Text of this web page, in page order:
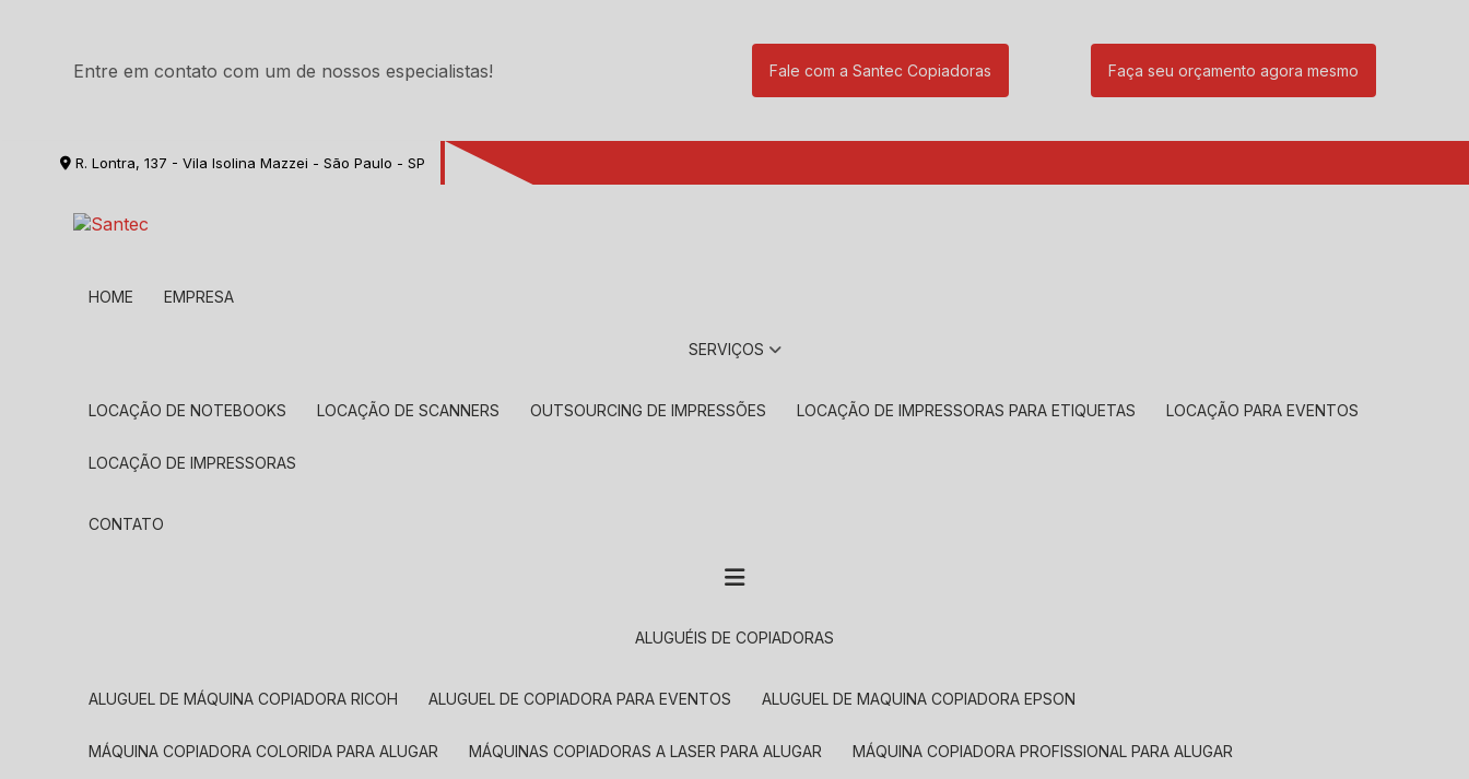
Entre em contato com um de nossos especialistas! Fale com a Santec Copiadoras Faça seu orçamento agora mesmo
R. Lontra, 137 - Vila Isolina Mazzei - São Paulo - SP
HOME EMPRESA
SERVIÇOS
LOCAÇÃO DE NOTEBOOKS LOCAÇÃO DE SCANNERS OUTSOURCING DE IMPRESSÕES LOCAÇÃO DE IMPRESSORAS PARA ETIQUETAS LOCAÇÃO PARA EVENTOS
LOCAÇÃO DE IMPRESSORAS
CONTATO
ALUGUÉIS DE COPIADORAS
ALUGUEL DE MÁQUINA COPIADORA RICOH ALUGUEL DE COPIADORA PARA EVENTOS ALUGUEL DE MAQUINA COPIADORA EPSON
MÁQUINA COPIADORA COLORIDA PARA ALUGAR MÁQUINAS COPIADORAS A LASER PARA ALUGAR MÁQUINA COPIADORA PROFISSIONAL PARA ALUGAR